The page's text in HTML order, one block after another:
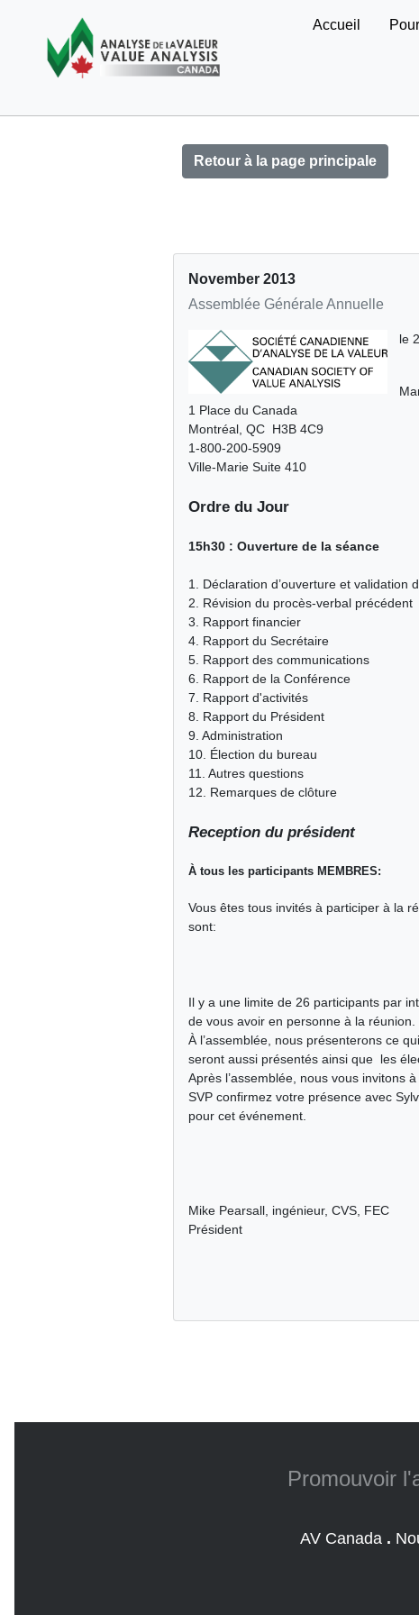
Accueil
Retour à la page principale
November 2013
Assemblée Générale Annuelle
le
1 Place du Canada
Montréal, QC H3B 4C9
1-800-200-5909
Ville-Marie Suite 410
Ordre du Jour
15h30 : Ouverture de la séance
1. Déclaration d’ouverture et validation
2. Révision du procès-verbal précédent
3. Rapport financier
4. Rapport du Secrétaire
5. Rapport des communications
6. Rapport de la Conférence
7. Rapport d'activités
8. Rapport du Président
9. Administration
10. Élection du bureau
11. Autres questions
12. Remarques de clôture
Reception du président
À tous les participants MEMBRES:
Vous êtes tous invités à participer à la
sont:
Il y a une limite de 26 participants par
de vous avoir en personne à la réunion.
À l’assemblée, nous présenterons ce
seront aussi présentés ainsi que les
Après l’assemblée, nous vous invitons
SVP confirmez votre présence avec
pour cet événement.
Mike Pearsall, ingénieur, CVS, FEC
Président
Promouvoir
AV Canada.